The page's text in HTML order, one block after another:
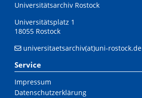
Universitätsarchiv Rostock
Universitätsplatz 1
18055 Rostock
universitaetsarchiv(at)uni-rostock.de
Service
Impressum
Datenschutzerklärung